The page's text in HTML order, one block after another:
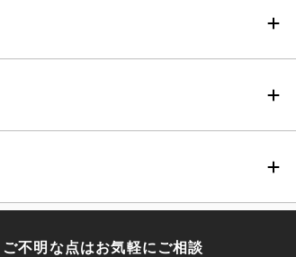
ご不明な点はお気軽にご相談